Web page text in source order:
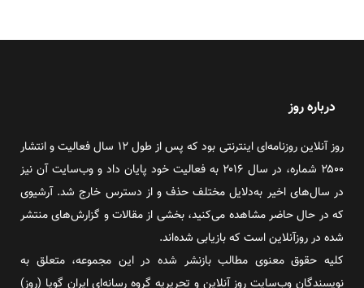
درباره روز
روز آنلاین روزنامه‌ای اینترنتی بود که پس از طول ۱۲ سال فعالیت و انتشار
۲۵۰۰ شماره، در سال ۲۰۱۶ به فعالیت خود پایان داد و وب‌سایت آن نیز
در سال‌های اخیر به‌دلایل مختلف حذف و از دسترس خارج شد. آرشیوی
که در حال حاضر مشاهده می‌کنید، بخشی از مقالات و گزارش‌های منتشر
شده در روزآنلاین است که بازیابی شده‌اند.
کلیه حقوق معنوی مطالب بازنشر شده در این مجموعه، متعلق به
نویسندگان وب‌سایت روز آنلاین و تحریریه گروه رسانه‌ای ایران گویا (روز)